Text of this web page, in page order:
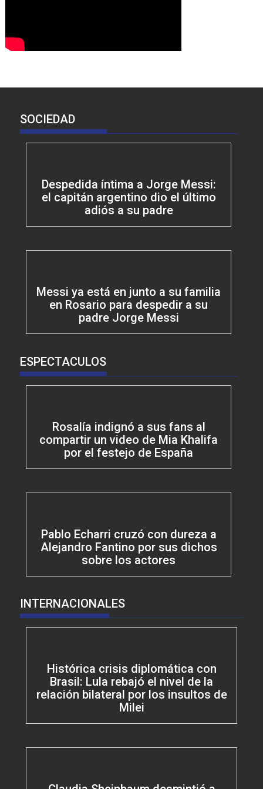
SOCIEDAD
Despedida íntima a Jorge Messi:
el capitán argentino dio el último
adiós a su padre
Messi ya está en junto a su familia
en Rosario para despedir a su
padre Jorge Messi
ESPECTACULOS
Rosalía indignó a sus fans al
compartir un video de Mia Khalifa
por el festejo de España
Pablo Echarri cruzó con dureza a
Alejandro Fantino por sus dichos
sobre los actores
INTERNACIONALES
Histórica crisis diplomática con
Brasil: Lula rebajó el nivel de la
relación bilateral por los insultos de
Milei